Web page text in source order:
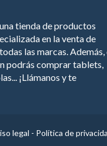
tienda de productos
en la venta de
las marcas. Además,
podrás comprar tablets,
¡Llámanos y te
legal - Política de